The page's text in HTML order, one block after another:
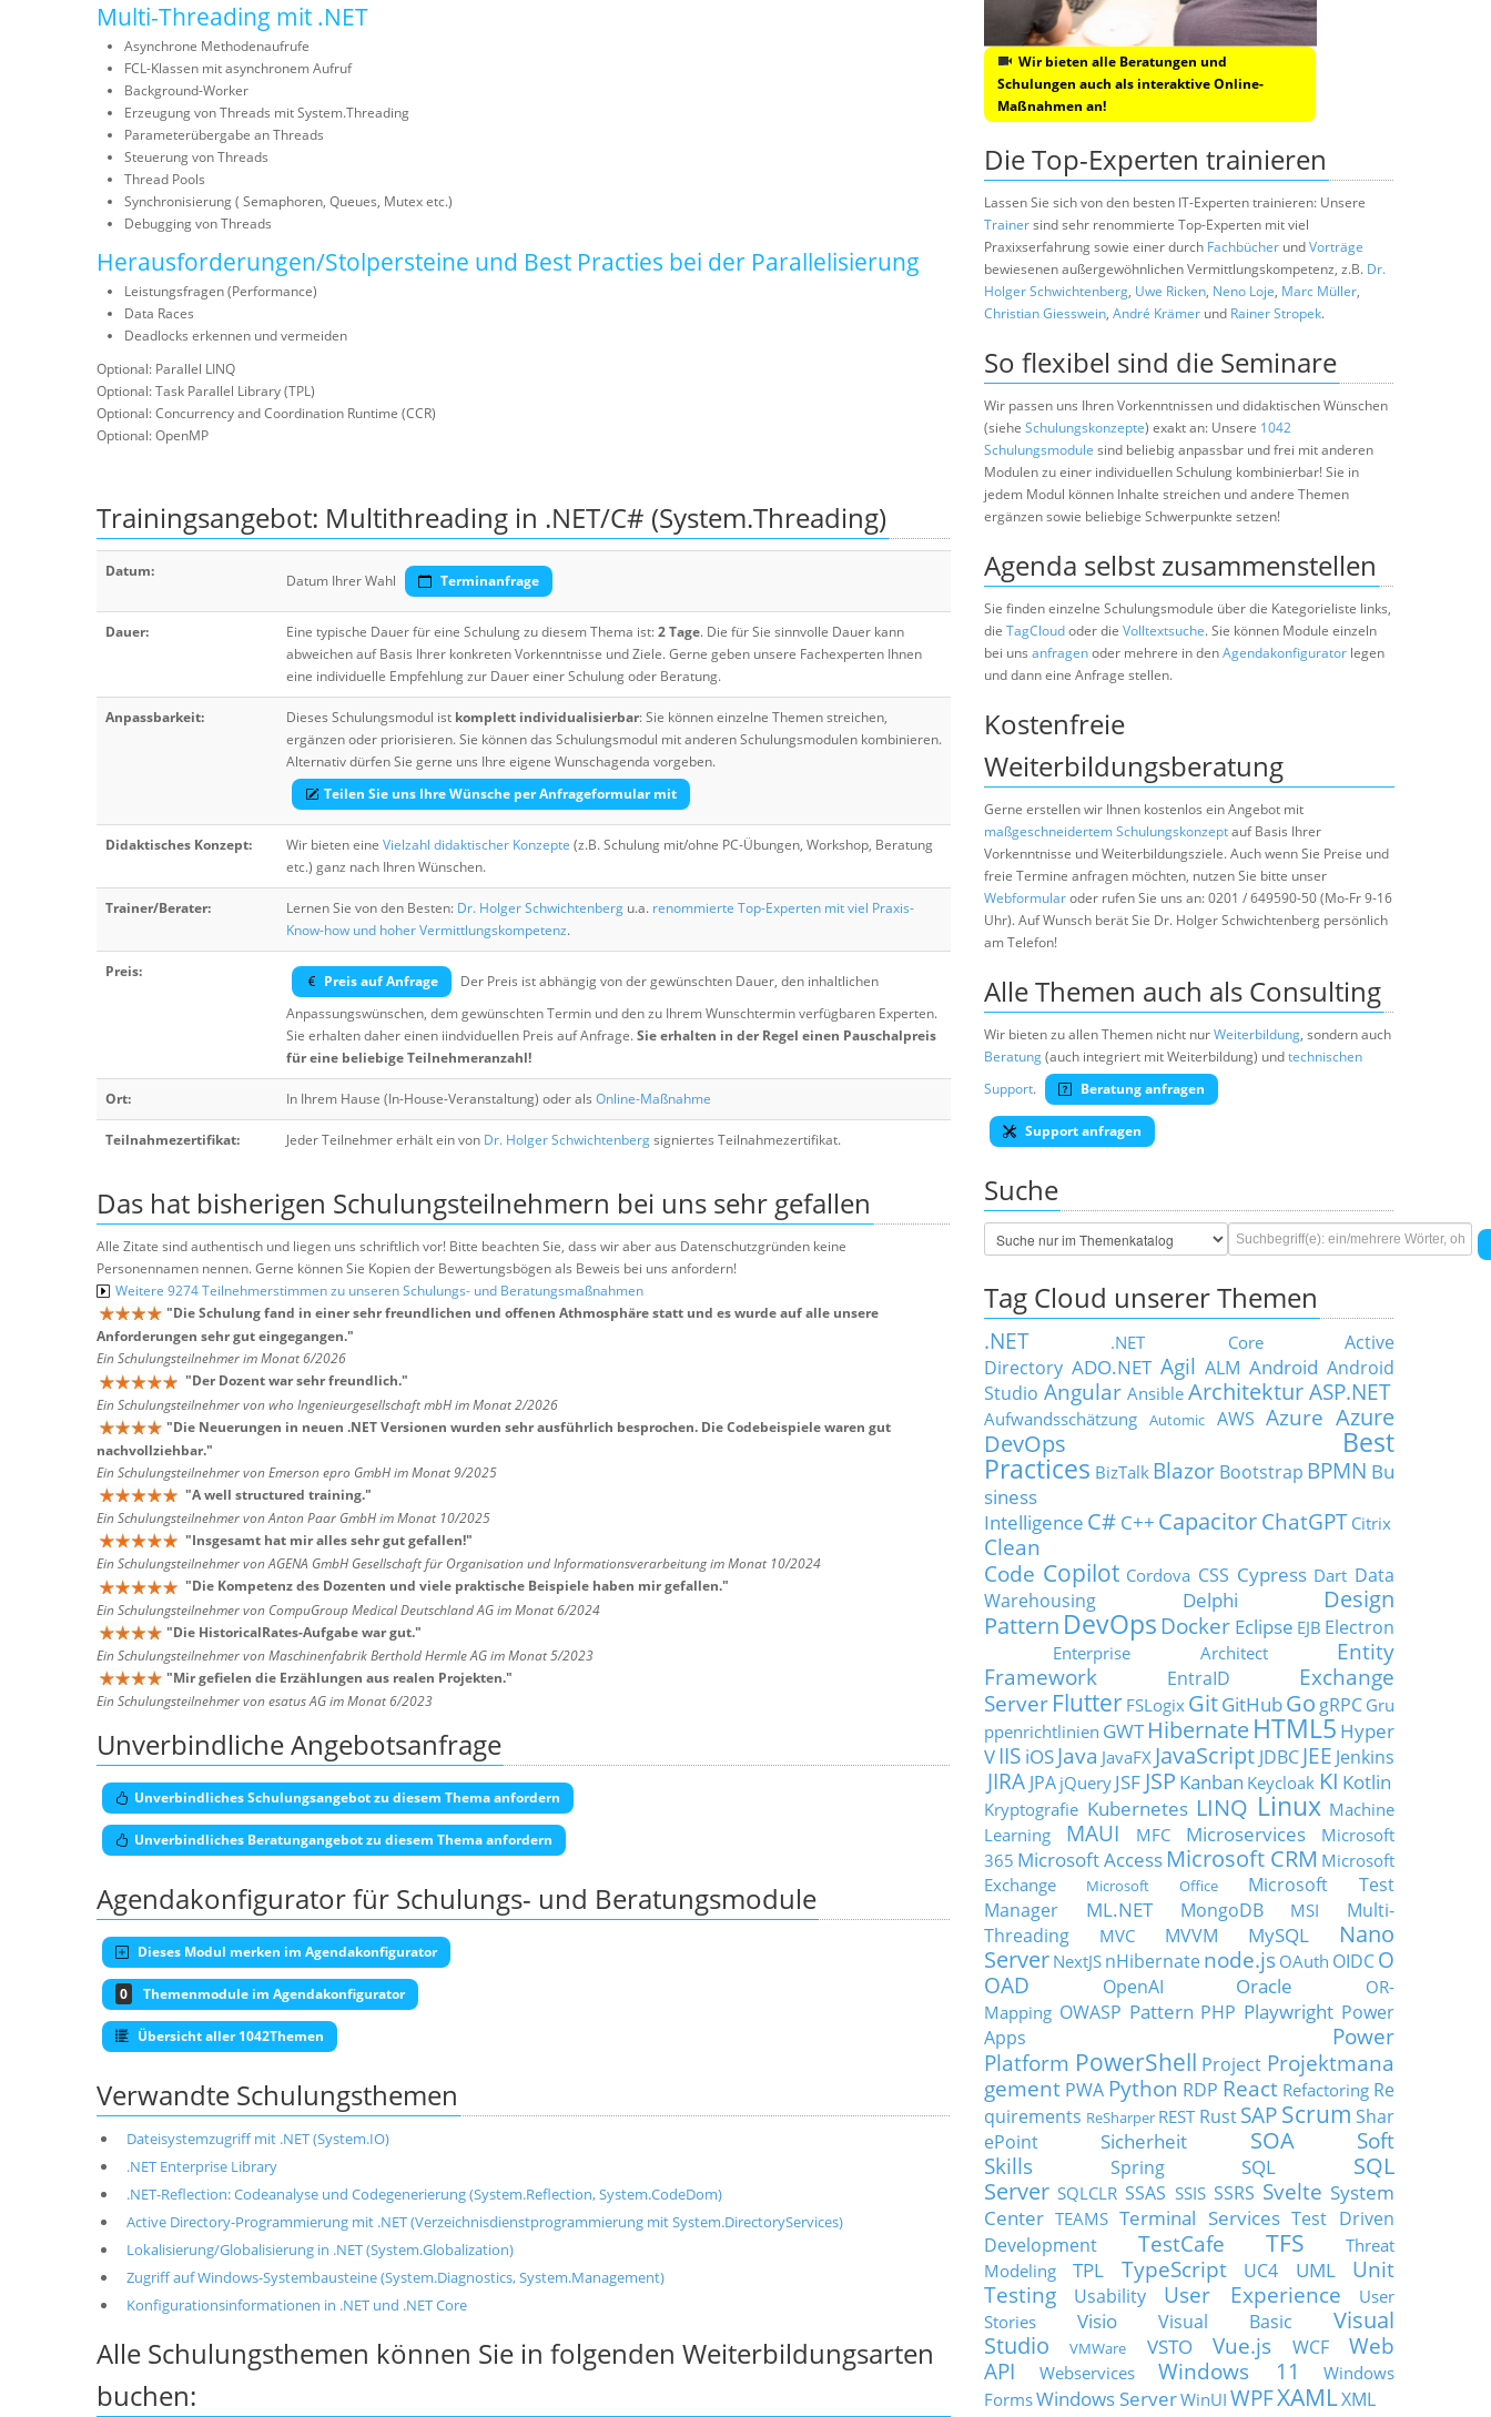
Multi-Threading mit .NET
Asynchrone Methodenaufrufe
FCL-Klassen mit asynchronem Aufruf
Background-Worker
Erzeugung von Threads mit System.Threading
Parameterübergabe an Threads
Steuerung von Threads
Thread Pools
Synchronisierung ( Semaphoren, Queues, Mutex etc.)
Debugging von Threads
Herausforderungen/Stolpersteine und Best Practies bei der Parallelisierung
Leistungsfragen (Performance)
Data Races
Deadlocks erkennen und vermeiden
Optional: Parallel LINQ
Optional: Task Parallel Library (TPL)
Optional: Concurrency and Coordination Runtime (CCR)
Optional: OpenMP
Trainingsangebot: Multithreading in .NET/C# (System.Threading)
Datum:
Datum Ihrer Wahl Terminanfrage
Dauer: Eine typische Dauer für eine Schulung zu diesem Thema ist:2 Tage. Die für Sie sinnvolle Dauer kann
abweichen auf Basis Ihrer konkreten Vorkenntnisse und Ziele. Gerne geben unsere Fachexperten Ihnen
eine individuelle Empfehlung zur Dauer einer Schulung oder Beratung.
Anpassbarkeit: Dieses Schulungsmodul ist komplett individualisierbar: Sie können einzelne Themen streichen,
ergänzen oder priorisieren. Sie können das Schulungsmodul mit anderen Schulungsmodulen kombinieren.
Alternativ dürfen Sie gerne uns Ihre eigene Wunschagenda vorgeben.
Teilen Sie uns Ihre Wünsche per Anfrageformular mit
Didaktisches Konzept: Wir bieten eine Vielzahl didaktischer Konzepte (z.B. Schulung mit/ohne PC-Übungen, Workshop, Beratung
etc.) ganz nach Ihren Wünschen.
Trainer/Berater: Lernen Sie von den Besten: Dr. Holger Schwichtenberg u.a. renommierte Top-Experten mit viel Praxis-
Know-how und hoher Vermittlungskompetenz.
Preis:
Preis auf Anfrage
Der Preis ist abhängig von der gewünschten Dauer, den inhaltlichen
Anpassungswünschen, dem gewünschten Termin und den zu Ihrem Wunschtermin verfügbaren Experten.
Sie erhalten daher einen iindviduellen Preis auf Anfrage.Sie erhalten in der Regel einen Pauschalpreis
für eine beliebige Teilnehmeranzahl!
Ort: In Ihrem Hause (In-House-Veranstaltung) oder als Online-Maßnahme
Teilnahmezertifikat: Jeder Teilnehmer erhält ein von Dr. Holger Schwichtenbergsigniertes Teilnahmezertifikat.
Das hat bisherigen Schulungsteilnehmern bei uns sehr gefallen
Alle Zitate sind authentisch und liegen uns schriftlich vor! Bitte beachten Sie, dass wir aber aus Datenschutzgründen keine
Personennamen nennen. Gerne können Sie Kopien der Bewertungsbögen als Beweis bei uns anfordern!
Weitere 9274 Teilnehmerstimmen zu unseren Schulungs- und Beratungsmaßnahmen
"Die Schulung fand in einer sehr freundlichen und offenen Athmosphäre statt und es wurde auf alle unsere
Anforderungen sehr gut eingegangen."
Ein Schulungsteilnehmer im Monat 6/2026
"Der Dozent war sehr freundlich."
Ein Schulungsteilnehmer von who Ingenieurgesellschaft mbH im Monat 2/2026
"Die Neuerungen in neuen .NET Versionen wurden sehr ausführlich besprochen. Die Codebeispiele waren gut
nachvollziehbar."
Ein Schulungsteilnehmer von Emerson epro GmbH im Monat 9/2025
"A well structured training."
Ein Schulungsteilnehmer von Anton Paar GmbH im Monat 10/2025
"Insgesamt hat mir alles sehr gut gefallen!"
Ein Schulungsteilnehmer von AGENA GmbH Gesellschaft für Organisation und Informationsverarbeitung im Monat 10/2024
"Die Kompetenz des Dozenten und viele praktische Beispiele haben mir gefallen."
Ein Schulungsteilnehmer von CompuGroup Medical Deutschland AG im Monat 6/2024
"Die HistoricalRates-Aufgabe war gut."
Ein Schulungsteilnehmer von Maschinenfabrik Berthold Hermle AG im Monat 5/2023
"Mir gefielen die Erzählungen aus realen Projekten."
Ein Schulungsteilnehmer von esatus AG im Monat 6/2023
Unverbindliche Angebotsanfrage
Unverbindliches Schulungsangebot zu diesem Thema anfordern
Unverbindliches Beratungangebot zu diesem Thema anfordern
Agendakonfigurator für Schulungs- und Beratungsmodule
Dieses Modul merken im Agendakonfigurator
0 Themenmodule im Agendakonfigurator
Übersicht aller 1042Themen
Verwandte Schulungsthemen
Dateisystemzugriff mit .NET (System.IO)
.NET Enterprise Library
.NET-Reflection: Codeanalyse und Codegenerierung (System.Reflection, System.CodeDom)
Active Directory-Programmierung mit .NET (Verzeichnisdienstprogrammierung mit System.DirectoryServices)
Lokalisierung/Globalisierung in .NET (System.Globalization)
Zugriff auf Windows-Systembausteine (System.Diagnostics, System.Management)
Konfigurationsinformationen in .NET und .NET Core
Alle Schulungsthemen können Sie in folgenden Weiterbildungsarten
buchen:
Wir bieten alle Beratungen und
Schulungen auch als interaktive Online-
Maßnahmen an!
Die Top-Experten trainieren
Lassen Sie sich von den besten IT-Experten trainieren: Unsere
Trainersind sehr renommierte Top-Experten mit viel
Praxixserfahrung sowie einer durch Fachbücher undVorträge
bewiesenen außergewöhnlichen Vermittlungskompetenz, z.B. Dr.
Holger Schwichtenberg, Uwe Ricken, Neno Loje, Marc Müller,
Christian Giesswein, André Krämer und Rainer Stropek.
So flexibel sind die Seminare
Wir passen uns Ihren Vorkenntnissen und didaktischen Wünschen
(siehe Schulungskonzepte) exakt an: Unsere 1042
Schulungsmodule sind beliebig anpassbar und frei mit anderen
Modulen zu einer individuellen Schulung kombinierbar! Sie in
jedem Modul können Inhalte streichen und andere Themen
ergänzen sowie beliebige Schwerpunkte setzen!
Agenda selbst zusammenstellen
Sie finden einzelne Schulungsmodule über die Kategorieliste links,
die TagCloudoder die Volltextsuche. Sie können Module einzeln
bei uns anfragenoder mehrere in denAgendakonfigurator legen
und dann eine Anfrage stellen.
Kostenfreie
Weiterbildungsberatung
Gerne erstellen wir Ihnen kostenlos ein Angebot mit
maßgeschneidertem Schulungskonzeptauf Basis Ihrer
Vorkenntnisse und Weiterbildungsziele. Auch wenn Sie Preise und
freie Termine anfragen möchten, nutzen Sie bitte unser
Webformularoder rufen Sie uns an: 0201 / 649590-50 (Mo-Fr 9-16
Uhr). Auf Wunsch berät Sie Dr. Holger Schwichtenberg persönlich
am Telefon!
Alle Themen auch als Consulting
Wir bieten zu allen Themen nicht nurWeiterbildung, sondern auch
Beratung(auch integriert mit Weiterbildung) undtechnischen
Support. Beratung anfragen
Support anfragen
Suche
Tag Cloud unserer Themen
.NET .NET Core
Active
Directory ADO.NET Agil ALM Android Android
Studio Angular Ansible Architektur ASP.NET
Aufwandsschätzung Automic AWS Azure Azure
DevOps
Best
Practices BizTalk Blazor Bootstrap BPMN Bu
siness
Intelligence C# C++ Capacitor ChatGPT Citrix
Clean
Code Copilot Cordova CSS Cypress Dart Data
Warehousing
Delphi
Design
Pattern DevOps Docker Eclipse EJB Electron
Enterprise Architect
Entity
Framework
EntraID
Exchange
Server Flutter FSLogix GitGitHubGo gRPC Gru
ppenrichtlinien GWT HibernateHTML5 Hyper
VIIS iOSJava JavaFX JavaScript JDBC JEE Jenkins
JIRA JPA jQuery JSF JSP Kanban Keycloak KI Kotlin
Kryptografie Kubernetes LINQ Linux Machine
Learning
MAUI MFC Microservices
Microsoft
365 Microsoft Access Microsoft CRM Microsoft
Exchange
Microsoft Office
Microsoft Test
Manager
ML.NET MongoDB MSI
Multi-
Threading
MVC MVVM MySQL
Nano
Server NextJS nHibernatenode.js OAuth OIDCO
OAD
OpenAI Oracle
OR-
Mapping OWASP Pattern PHP Playwright Power
Apps
Power
Platform PowerShell Project Projektmana
gement PWA Python RDP React Refactoring Re
quirements ReSharper REST Rust SAP Scrum Shar
ePoint
Sicherheit SOA
Soft
Skills
Spring SQL
SQL
Server SQLCLR SSAS SSIS SSRS Svelte System
Center TEAMS Terminal Services Test Driven
Development
TestCafe TFS
Threat
Modeling
TPL TypeScript UC4 UML
Unit
Testing
Usability User Experience
User
Stories
Visio Visual Basic
Visual
Studio
VMWare VSTO Vue.js WCF
Web
API
Webservices Windows 11
Windows
FormsWindows ServerWinUI WPFXAMLXML